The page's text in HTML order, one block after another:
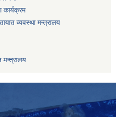
कार्यक्रम
व्यवस्था मन्त्रालय
मन्त्रालय